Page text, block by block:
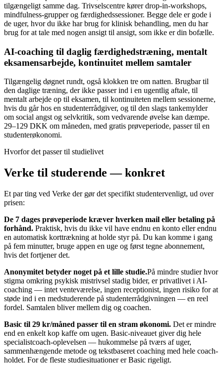
tilgængeligt samme dag. Trivselscentre kører drop-in-workshops,
mindfulness-grupper og færdighedssessioner. Begge dele er gode i
de uger, hvor du ikke har brug for klinisk behandling, men du har
brug for at tale med nogen ansigt til ansigt, som ikke er din bofælle.
AI-coaching til daglig færdighedstræning, mentalt
eksamensarbejde, kontinuitet mellem samtaler
Tilgængelig døgnet rundt, også klokken tre om natten. Brugbar til
den daglige træning, der ikke passer ind i en ugentlig aftale, til
mentalt arbejde op til eksamen, til kontinuiteten mellem sessionerne,
hvis du går hos en studenterrådgiver, og til den slags tankemylder
om social angst og selvkritik, som vedvarende øvelse kan dæmpe.
29–129 DKK om måneden, med gratis prøveperiode, passer til en
studenterøkonomi.
Hvorfor det passer til studielivet
Verke til studerende — konkret
Et par ting ved Verke der gør det specifikt studentervenligt, ud over
prisen:
De 7 dages prøveperiode kræver hverken mail eller betaling på
forhånd. Praktisk, hvis du ikke vil have endnu en konto eller endnu
en automatisk korttrækning at holde styr på. Du kan komme i gang
på fem minutter, bruge appen en uge og først tegne abonnement,
hvis det fortjener det.
Anonymitet betyder noget på et lille studie.På mindre studier hvor
stigma omkring psykisk mistrivsel stadig bider, er privatlivet i AI-
coaching — intet venteværelse, ingen receptionist, ingen risiko for at
støde ind i en medstuderende på studenterrådgivningen — en reel
fordel. Samtalen bliver mellem dig og coachen.
Basic til 29 kr/måned passer til en stram økonomi. Det er mindre
end en enkelt kop kaffe om ugen. Basic-niveauet giver dig hele
specialistcoach-oplevelsen — hukommelse på tværs af uger,
sammenhængende metode og tekstbaseret coaching med hele coach-
holdet. For de fleste studiesituationer er Basic rigeligt.